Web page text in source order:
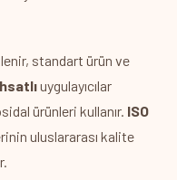
standart ürün ve
uygulayıcılar
ürünleri kullanır. ISO
uluslararası kalite